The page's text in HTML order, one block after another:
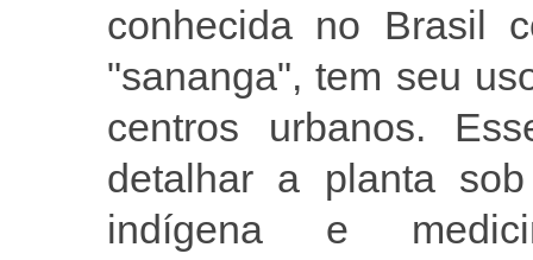
conhecida no Brasil
"sananga", tem seu
centros urbanos.
detalhar a planta
indígena e